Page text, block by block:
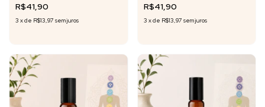
R$41,90
3 xde R$13,97 sem juros
R$41,90
3 xde R$13,97 sem juros